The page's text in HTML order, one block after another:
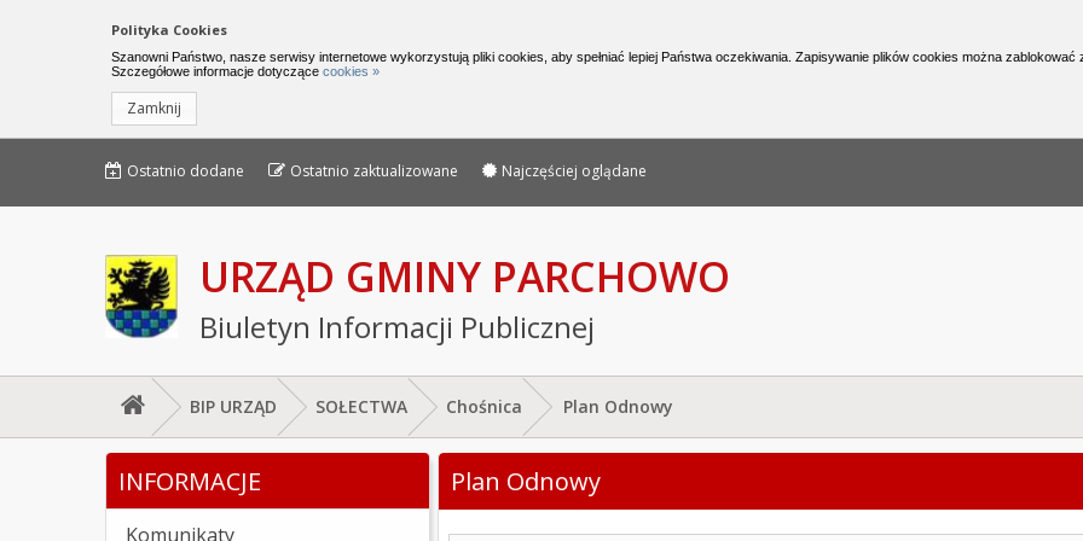
Urząd Gminy Parchowo - Biuletyn Informacji Publicznej
Nawigacja do pomijania linków
Polityka Cookies
Szanowni Państwo, nasze serwisy internetowe wykorzystują pliki cookies, aby spełniać lepiej Państwa oczekiwania. Zapisywanie plików cookies można zablokować
Szczegółowe informacje dotyczące cookies »
Zamknij
Menu górne
Menu górne - edycja strony
Ostatnio dodane Ostatnio zaktualizowane Najczęściej oglądane
URZĄD GMINY PARCHOWO
Biuletyn Informacji Publicznej
Jesteś tutaj: Plan Odnowy
BIP URZĄD SOŁECTWA Chośnica Plan Odnowy
Lewe menu
INFORMACJE
Komunikaty
Plan Odnowy